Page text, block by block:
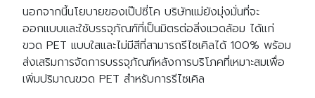
นอกจากนี้นโยบายของเป๊ปซี่โค บริษัทแม่ยังมุ่งมั่นที่จะ
ออกแบบและใช้บรรจุภัณฑ์ที่เป็นมิตรต่อสิ่งแวดล้อม ได้แก่
ขวด PET แบบใสและไม่มีสีที่สามารถรีไซเคิลได้ 100% พร้อม
ส่งเสริมการจัดการบรรจุภัณฑ์หลังการบริโภคที่เหมาะสมเพื่อ
เพิ่มปริมาณขวด PET สำหรับการรีไซเคิล